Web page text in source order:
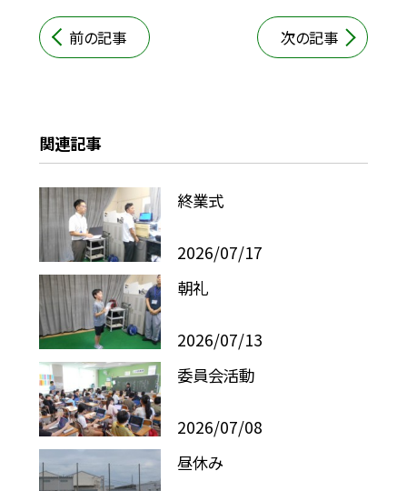
前の記事 次の記事
関連記事
終業式
2026/07/17
朝礼
2026/07/13
委員会活動
2026/07/08
昼休み